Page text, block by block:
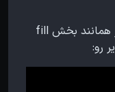
اضافه شدن قابلیت ادامه دادن تصویر همانند بخش fill